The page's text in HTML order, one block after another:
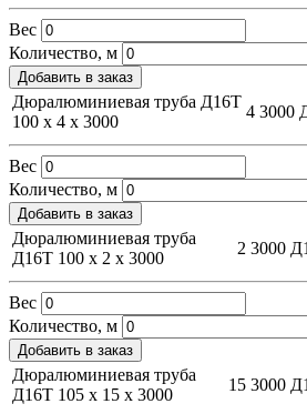
Вес
Количество, м
Добавить в заказ
Дюралюминиевая труба Д16Т
100 х 4 х 3000
4 3000
Вес
Количество, м
Добавить в заказ
Дюралюминиевая труба
Д16Т 100 х 2 х 3000
2 3000
Вес
Количество, м
Добавить в заказ
Дюралюминиевая труба
Д16Т 105 х 15 х 3000
15 3000